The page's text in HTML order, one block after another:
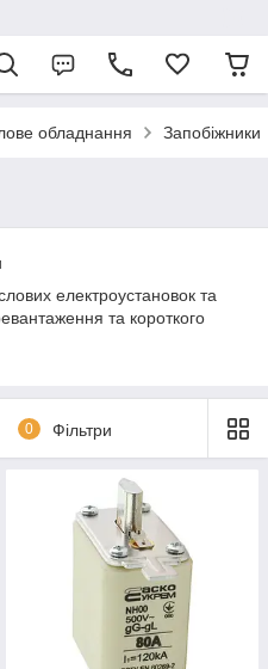
обладнання Запобіжники
електроустановок та
та короткого
0 Фільтри